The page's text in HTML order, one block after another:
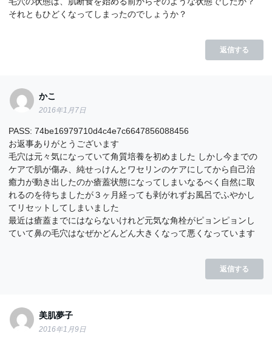
それともひどくなってしまったのでしょうか？
返信する
かこ
2016年1月7日
PASS: 74be16979710d4c4e7c6647856088456
お返事ありがとうございます
毛穴は元々気になっていて角質培養を初めました しかし今までの
ケアで肌が傷み、純せっけんとワセリンのケアにしてから自己治
癒力が動き出したのか瘡蓋状態になってしまいなるべく自然に取
れるのを待ちましたが３ヶ月経っても剥がれずお風呂でふやかし
てリセットしてしまいました
最近は瘡蓋までにはならないけれど元気な角栓がピョンピョンし
ていて鼻の毛穴はなぜかどんどん大きくなって悪くなっています
返信する
美肌夢子
2016年1月9日